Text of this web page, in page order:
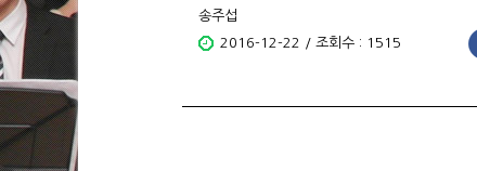
송주섭
2016-12-22 / 조회수 : 1515